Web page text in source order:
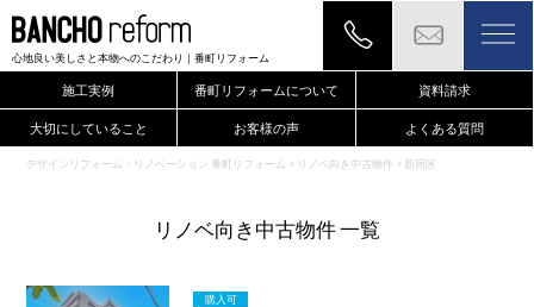
心地良い美しさと本物へのこだわり ｜番町リフォーム
施工実例 番町リフォームについて 資料請求
大切にしていること お客様の声 よくある質問
デザインリフォーム・リノベーション 番町リフォーム > リノベ向き中古物件 > 新宿区
リノベ向き中古物件 一覧
購入可